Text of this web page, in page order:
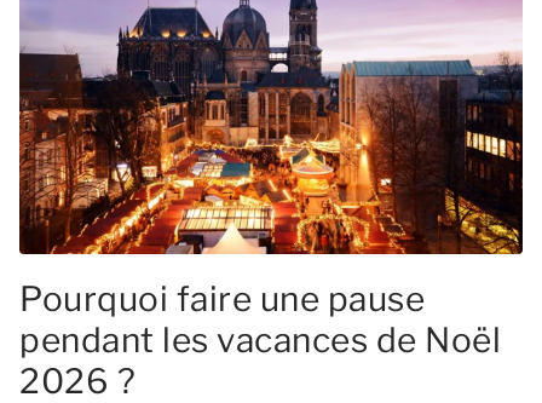
Pourquoi faire une pause
pendant les vacances de Noël
2026 ?